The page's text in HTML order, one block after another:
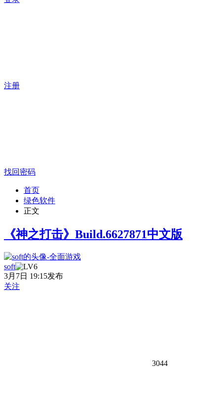
注册
找回密码
首页
绿色软件
正文
《神之打击》Build.6627871中文版
soft
3月7日 19:15发布
关注
3044